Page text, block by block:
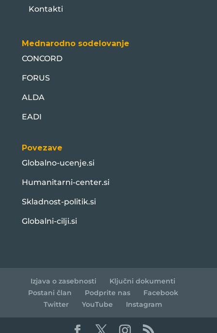
Kontakti
Mednarodno sodelovanje
CONCORD
FORUS
ALDA
EADI
Povezave
Globalno-ucenje.si
Humanitarni-center.si
Skladnost-politik.si
Globalni-cilji.si
Izjava o zasebnosti
Ključni dokumenti
Postani član
Podprite nas
Facebook
Twitter
YouTube Instagram